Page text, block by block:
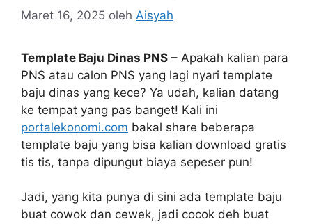
Maret 16, 2025 oleh Aisyah
Template Baju Dinas PNS – Apakah kalian para
PNS atau calon PNS yang lagi nyari template
baju dinas yang kece? Ya udah, kalian datang
ke tempat yang pas banget! Kali ini
portalekonomi.com bakal share beberapa
template baju yang bisa kalian download gratis
tis tis, tanpa dipungut biaya sepeser pun!
Jadi, yang kita punya di sini ada template baju
buat cowok dan cewek, jadi cocok deh buat